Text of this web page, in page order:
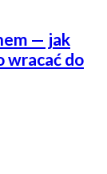
— jak
wracać do